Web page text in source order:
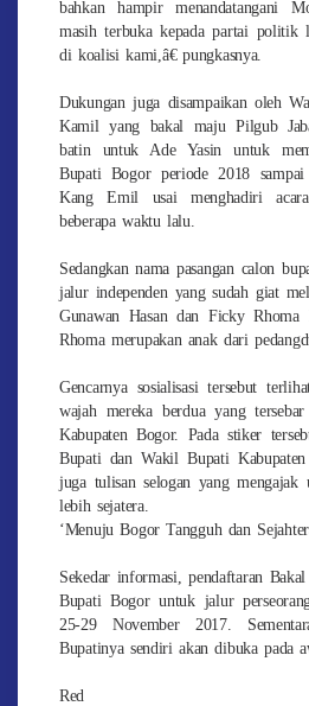
bahkan hampir menandatangani
masih terbuka kepada partai politik
di koalisi kami,â€ pungkasnya.
Dukungan juga disampaikan oleh
Kamil yang bakal maju Pilgub
batin untuk Ade Yasin untuk
Bupati Bogor periode 2018
Kang Emil usai menghadiri
beberapa waktu lalu.
Sedangkan nama pasangan calon
jalur independen yang sudah giat
Gunawan Hasan dan Ficky
Rhoma merupakan anak dari
Gencarnya sosialisasi tersebut
wajah mereka berdua yang
Kabupaten Bogor. Pada stiker
Bupati dan Wakil Bupati
juga tulisan selogan yang mengajak
lebih sejatera.
‘Menuju Bogor Tangguh dan
Sekedar informasi, pendaftaran
Bupati Bogor untuk jalur
25-29 November 2017.
Bupatinya sendiri akan dibuka pada
Red